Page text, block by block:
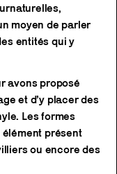
moyen de parler
entités qui y
avons proposé
et d’y placer des
Les formes
élément présent
ou encore des